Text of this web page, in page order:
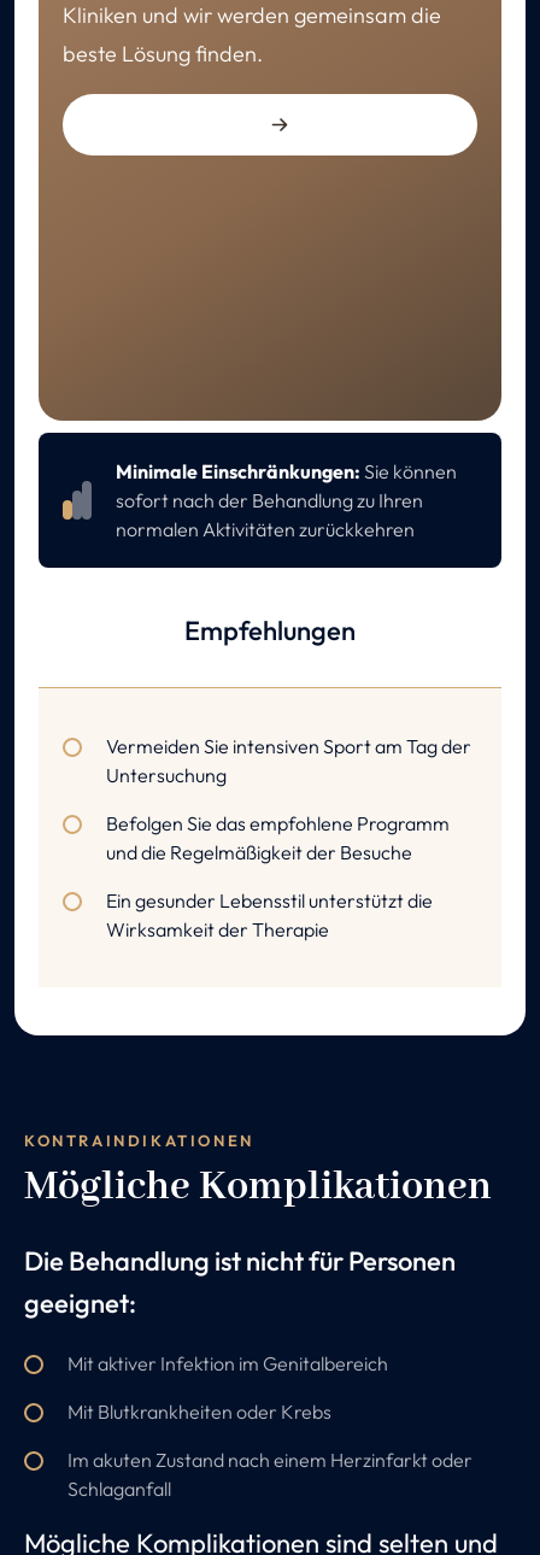
Kliniken und wir werden gemeinsam die
beste Lösung finden.
Minimale Einschränkungen: Sie können
sofort nach der Behandlung zu Ihren
normalen Aktivitäten zurückkehren
Empfehlungen
Vermeiden Sie intensiven Sport am Tag der
Untersuchung
Befolgen Sie das empfohlene Programm
und die Regelmäßigkeit der Besuche
Ein gesunder Lebensstil unterstützt die
Wirksamkeit der Therapie
KONTRAINDIKATIONEN
Mögliche Komplikationen
Die Behandlung ist nicht für Personen
geeignet:
Mit aktiver Infektion im Genitalbereich
Mit Blutkrankheiten oder Krebs
Im akuten Zustand nach einem Herzinfarkt oder
Schlaganfall
Mögliche Komplikationen sind selten und